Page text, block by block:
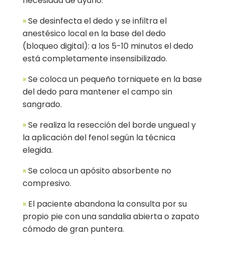
»Se desinfecta el dedo y se infiltra el
anestésico local en la base del dedo
(bloqueo digital): a los 5-10 minutos el dedo
está completamente insensibilizado.
»Se coloca un pequeño torniquete en la base
del dedo para mantener el campo sin
sangrado.
»Se realiza la resección del borde ungueal y
la aplicación del fenol según la técnica
elegida.
»Se coloca un apósito absorbente no
compresivo.
» El paciente abandona la consulta por su
propio pie con una sandalia abierta o zapato
cómodo de gran puntera.